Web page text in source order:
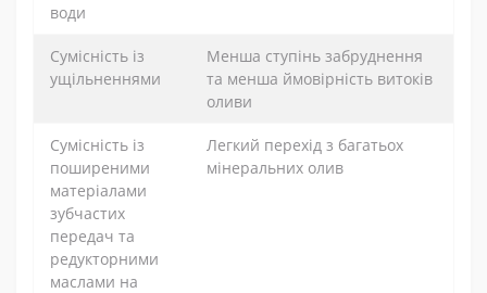
води
Сумісність із
ущільненнями
Менша ступінь забруднення
та менша ймовірність витоків
оливи
Сумісність із
поширеними
матеріалами
зубчастих
передач та
редукторними
маслами на
Легкий перехід з багатьох
мінеральних олив